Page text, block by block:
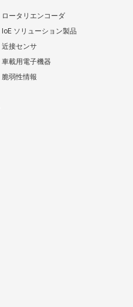
ロータリエンコーダ
IoE ソリューション製品
近接センサ
車載用電子機器
脆弱性情報